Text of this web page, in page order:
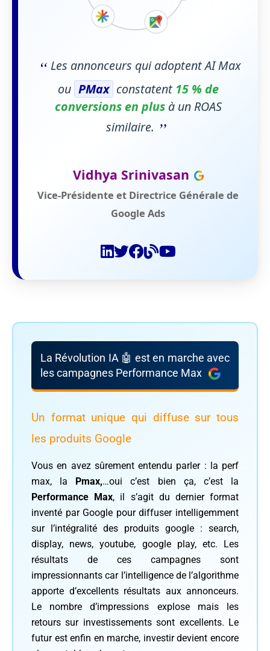
“ Les annonceurs qui adoptent AI Max
ou PMax constatent 15 % de
conversions en plusà un ROAS
similaire. ”
Vidhya Srinivasan
Vice-Présidente et Directrice Générale de
Google Ads
La Révolution IA 🤖 est en marche avec
les campagnes Performance Max
Un format unique qui diffuse sur tous
les produits Google
Vous en avez sûrement entendu parler : la perf
max, la Pmax,…oui c’est bien ça, c’est la
Performance Max, il s’agit du dernier format
inventé par Google pour diffuser intelligemment
sur l’intégralité des produits google : search,
display, news, youtube, google play, etc. Les
résultats de ces campagnes sont
impressionnants car l’intelligence de l’algorithme
apporte d’excellents résultats aux annonceurs.
Le nombre d’impressions explose mais les
retours sur investissements sont excellents. Le
futur est enfin en marche, investir devient encore